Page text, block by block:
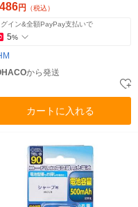
円 （税込）
グイン&全額PayPay支払いで
5%
から発送
カートに入れる